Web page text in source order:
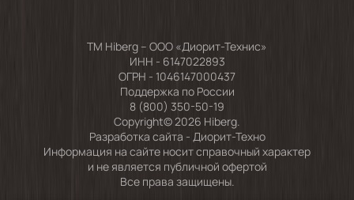
TM Hiberg – ООО «Диорит-Технис»
ИНН - 6147022893
ОГРН - 1046147000437
Поддержка по России
8 (800) 350-50-19
Copyright© 2026 Hiberg.
Разработка сайта - Диорит-Техно
Информация на сайте носит справочный характер
и не является публичной офертой
Все права защищены.